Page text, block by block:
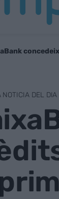
NOTICIA DEL DIA